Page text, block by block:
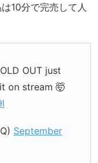
10分で完売して人
OUT just
on stream 🤯
September